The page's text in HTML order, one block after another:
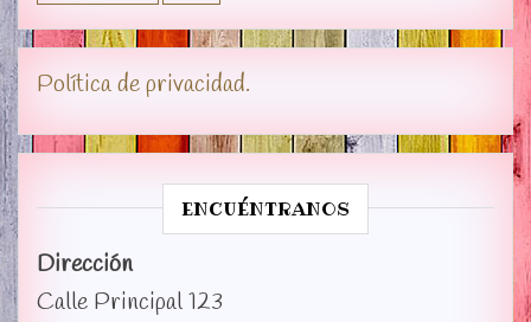
Política de privacidad.
ENCUÉNTRANOS
Dirección
Calle Principal 123